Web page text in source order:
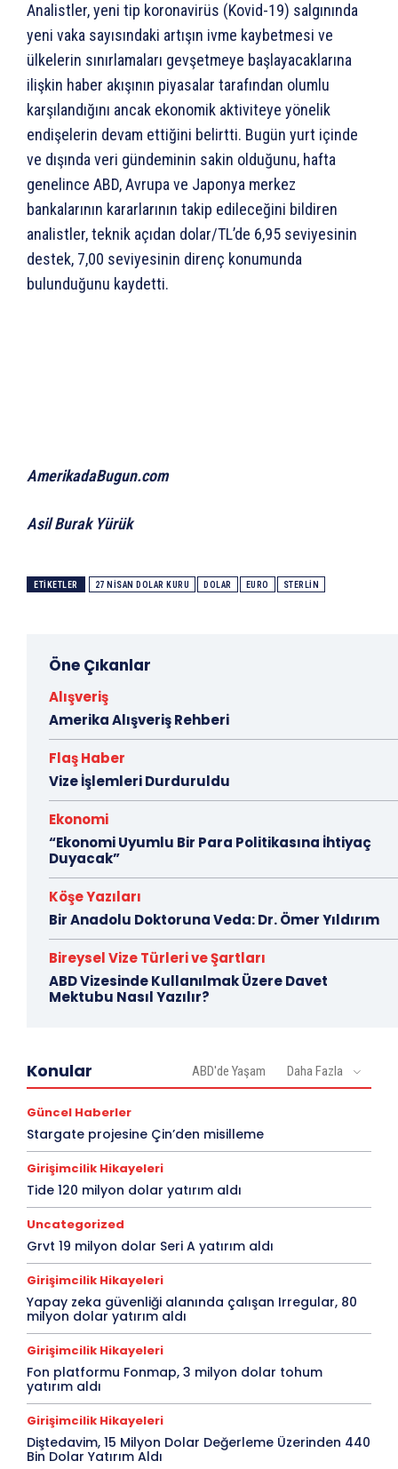
Analistler, yeni tip koronavirüs (Kovid-19) salgınında
yeni vaka sayısındaki artışın ivme kaybetmesi ve
ülkelerin sınırlamaları gevşetmeye başlayacaklarına
ilişkin haber akışının piyasalar tarafından olumlu
karşılandığını ancak ekonomik aktiviteye yönelik
endişelerin devam ettiğini belirtti. Bugün yurt içinde
ve dışında veri gündeminin sakin olduğunu, hafta
genelince ABD, Avrupa ve Japonya merkez
bankalarının kararlarının takip edileceğini bildiren
analistler, teknik açıdan dolar/TL’de 6,95 seviyesinin
destek, 7,00 seviyesinin direnç konumunda
bulunduğunu kaydetti.
AmerikadaBugun.com
Asil Burak Yürük
ETIKETLER 27 NISAN DOLAR KURU DOLAR EURO STERLIN
Öne Çıkanlar
Alışveriş
Amerika Alışveriş Rehberi
Flaş Haber
Vize İşlemleri Durduruldu
Ekonomi
“Ekonomi Uyumlu Bir Para Politikasına İhtiyaç
Duyacak”
Köşe Yazıları
Bir Anadolu Doktoruna Veda: Dr. Ömer Yıldırım
Bireysel Vize Türleri ve Şartları
ABD Vizesinde Kullanılmak Üzere Davet
Mektubu Nasıl Yazılır?
Konular ABD'de Yaşam Daha Fazla
Güncel Haberler
Stargate projesine Çin’den misilleme
Girişimcilik Hikayeleri
Tide 120 milyon dolar yatırım aldı
Uncategorized
Grvt 19 milyon dolar Seri A yatırım aldı
Girişimcilik Hikayeleri
Yapay zeka güvenliği alanında çalışan Irregular, 80
milyon dolar yatırım aldı
Girişimcilik Hikayeleri
Fon platformu Fonmap, 3 milyon dolar tohum
yatırım aldı
Girişimcilik Hikayeleri
Diştedavim, 15 Milyon Dolar Değerleme Üzerinden 440
Bin Dolar Yatırım Aldı